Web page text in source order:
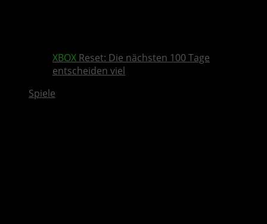
XBOX Reset: Die nächsten 100 Tage
entscheiden viel
Spiele